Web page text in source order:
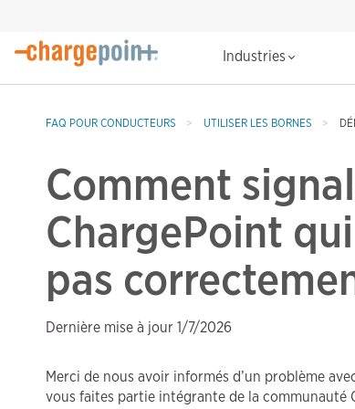
Industries
FAQ POUR CONDUCTEURS UTILISER LES BORNES
Comment
ChargePoint
pas
Dernière mise à jour 1/7/2026
Merci de nous avoir informés d’un problème
vous faites partie intégrante de la communauté